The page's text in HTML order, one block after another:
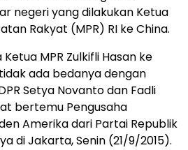
negeri yang dilakukan Ketua
Rakyat (MPR) RI ke China.
MPR Zulkifli Hasan ke
ada bedanya dengan
Setya Novanto dan Fadli
bertemu Pengusaha
Amerika dari Partai Republik
di Jakarta, Senin (21/9/2015).